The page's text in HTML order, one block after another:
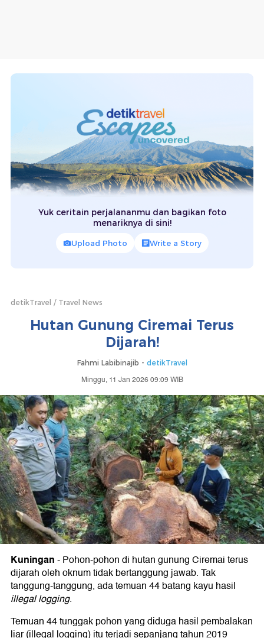
Yuk ceritain perjalananmu dan bagikan foto
menariknya di sini!
Upload Photo Write a Story
detikTravel Travel News
Hutan Gunung Ciremai Terus
Dijarah!
Fahmi Labibinajib - detikTravel
Minggu, 11 Jan 2026 09:09 WIB
Kuningan-Pohon-pohon di hutan gunung Ciremai terus
dijarah oleh oknum tidak bertanggung jawab. Tak
tanggung-tanggung, ada temuan 44 batang kayu hasil
illegal logging.
Temuan 44 tunggak pohon yang diduga hasil pembalakan
liar (illegal logging) itu terjadi sepanjang tahun 2019